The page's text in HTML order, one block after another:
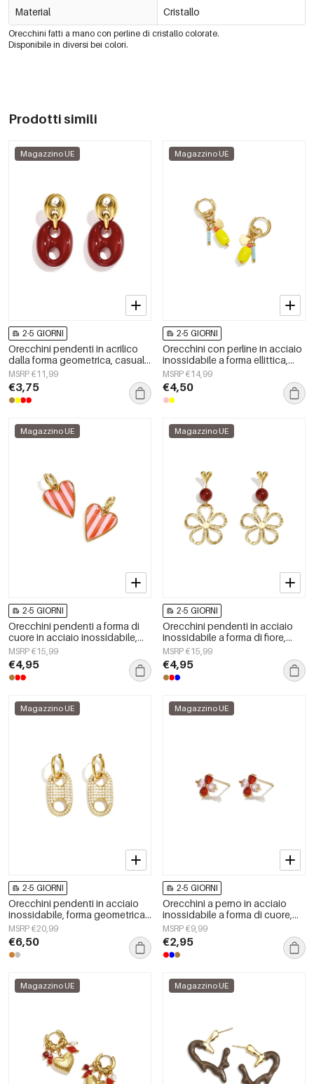
Material Cristallo
Orecchini fatti a mano con perline di cristallo colorate.
Disponibile in diversi bei colori.
Prodotti simili
Magazzino UE
2-5 GIORNI
Orecchini pendenti in acrilico
dalla forma geometrica, casual
e semplici, della serie da donna.
MSRP €11,99
€3,75
Magazzino UE
2-5 GIORNI
Orecchini con perline in acciaio
inossidabile a forma ellittica,
graziosi e semplici, della serie
Daily Simple, gioielli da donna.
MSRP €14,99
€4,50
Magazzino UE
2-5 GIORNI
Orecchini pendenti a forma di
cuore in acciaio inossidabile,
serie Simple Daily Simple, gioielli
da donna
MSRP €15,99
€4,95
Magazzino UE
2-5 GIORNI
Orecchini pendenti in acciaio
inossidabile a forma di fiore,
serie Daily Simple, gioielli da
donna
MSRP €15,99
€4,95
Magazzino UE
2-5 GIORNI
Orecchini pendenti in acciaio
inossidabile, forma geometrica,
semplici, serie &quot;Daily
Simple&quot;, gioielli da donna.
MSRP €20,99
€6,50
Magazzino UE
2-5 GIORNI
Orecchini a perno in acciaio
inossidabile a forma di cuore,
semplici, della serie Daily
Simple, gioielli da donna.
MSRP €9,99
€2,95
Magazzino UE Magazzino UE